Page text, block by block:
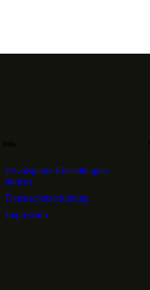
Privatsphäre-Einstellungen
ändern
Datenschutzerklärung
Impressum